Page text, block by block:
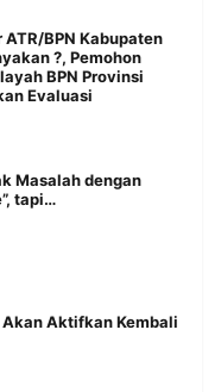
BPN Kabupaten
?, Pemohon
BPN Provinsi
Evaluasi
Masalah dengan
tapi…
Aktifkan Kembali